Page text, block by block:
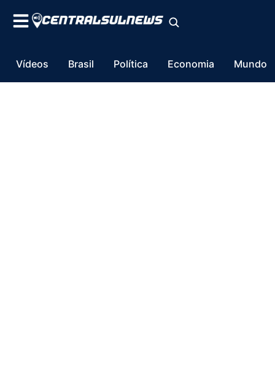
Vídeos Brasil Política Economia Mundo